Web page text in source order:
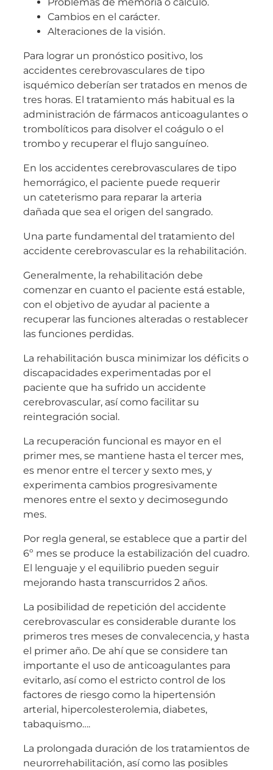
Cambios en el carácter.
Alteraciones de la visión.
Para lograr un pronóstico positivo, los
accidentes cerebrovasculares de tipo
isquémico deberían ser tratados en menos de
tres horas. El tratamiento más habitual es la
administración de fármacos anticoagulantes o
trombolíticos para disolver el coágulo o el
trombo y recuperar el flujo sanguíneo.
En los accidentes cerebrovasculares de tipo
hemorrágico, el paciente puede requerir
un cateterismo para reparar la arteria
dañada que sea el origen del sangrado.
Una parte fundamental del tratamiento del
accidente cerebrovascular es la rehabilitación.
Generalmente, la rehabilitación debe
comenzar en cuanto el paciente está estable,
con el objetivo de ayudar al paciente a
recuperar las funciones alteradas o restablecer
las funciones perdidas.
La rehabilitación busca minimizar los déficits o
discapacidades experimentadas por el
paciente que ha sufrido un accidente
cerebrovascular, así como facilitar su
reintegración social.
La recuperación funcional es mayor en el
primer mes, se mantiene hasta el tercer mes,
es menor entre el tercer y sexto mes, y
experimenta cambios progresivamente
menores entre el sexto y decimosegundo
mes.
Por regla general, se establece que a partir del
6º mes se produce la estabilización del cuadro.
El lenguaje y el equilibrio pueden seguir
mejorando hasta transcurridos 2 años.
La posibilidad de repetición del accidente
cerebrovascular es considerable durante los
primeros tres meses de convalecencia, y hasta
el primer año. De ahí que se considere tan
importante el uso de anticoagulantes para
evitarlo, así como el estricto control de los
factores de riesgo como la hipertensión
arterial, hipercolesterolemia, diabetes,
tabaquismo….
La prolongada duración de los tratamientos de
neurorrehabilitación, así como las posibles